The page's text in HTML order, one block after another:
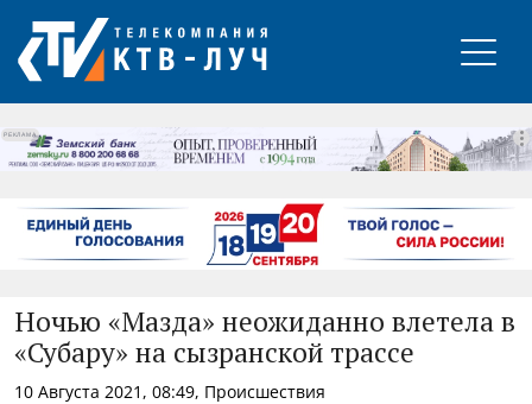
РЕКЛАМА
Ночью «Мазда» неожиданно влетела в
«Субару» на сызранской трассе
10 Августа 2021, 08:49, Происшествия